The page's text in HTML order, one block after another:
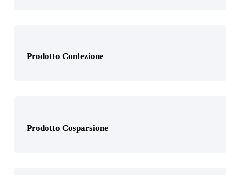
Prodotto Confezione
Prodotto Cosparsione